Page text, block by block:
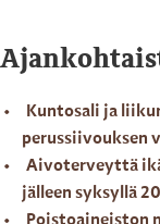
Kuntosali ja
perussiivouksen
Aivoterveyttä
jälleen syksyllä